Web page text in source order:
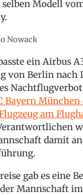
Modell
Nowack
ein Airbus
von Berlin nach
Bayern
am
damit
gab es eine
Mannschaft